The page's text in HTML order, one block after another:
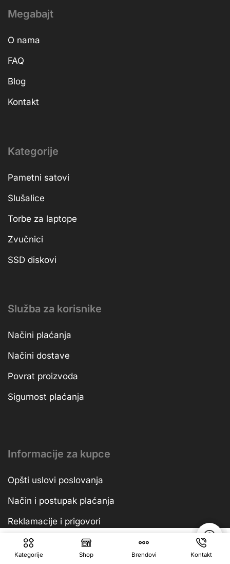
KM Dodaj U Korpu
Kategorije Shop Brendovi Kontakt
Megabajt
O nama
FAQ
Blog
Kontakt
Kategorije
Pametni satovi
Slušalice
Torbe za laptope
Zvučnici
SSD diskovi
Služba za korisnike
Načini plaćanja
Načini dostave
Povrat proizvoda
Sigurnost plaćanja
Informacije za kupce
Opšti uslovi poslovanja
Način i postupak plaćanja
Reklamacije i prigovori
Politika privatnosti